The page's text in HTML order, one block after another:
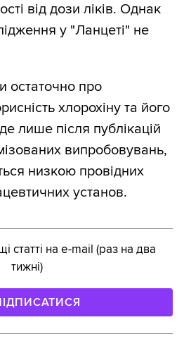
від дози ліків. Однак
у "Ланцеті" не
остаточно про
хлорохіну та його
лише після публікацій
випробовувань,
низкою провідних
установ.
статті на e-mail (раз на два
тижні)